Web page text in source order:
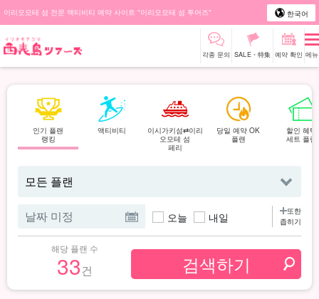
이리오모테 섬 전문 액티비티 예약 사이트 "이리오모테 섬 투어즈" 한국어
각종 문의 SALE・特集 예약 확인 메뉴
인기 플랜
랭킹
액티비티
이시가키섬⇄이리
오모테 섬
페리
당일 예약 OK
플랜
할인 혜택
세트 플랜
오늘 내일
또한
좁히기
해당 플랜 수
33건